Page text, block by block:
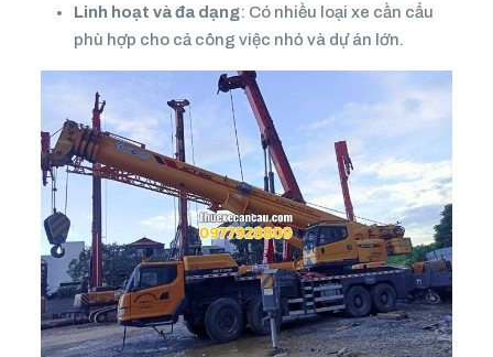
Linh hoạt và đa dạng: Có nhiều loại xe cần cẩu
phù hợp cho cả công việc nhỏ và dự án lớn.